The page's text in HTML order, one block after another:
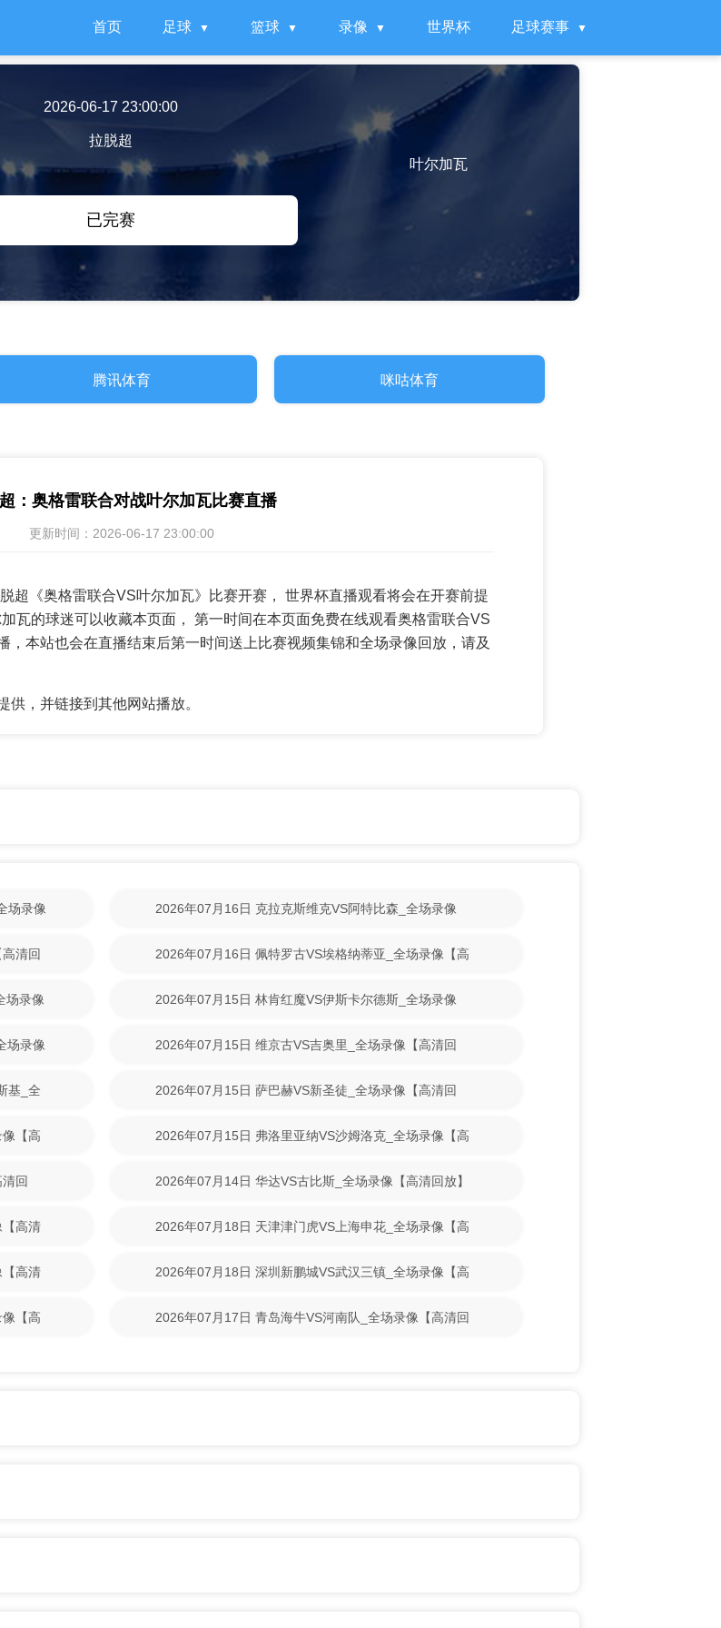
首页 足球 篮球 录像 世界杯 足球赛事
2026-06-17 23:00:00
拉脱超
已完赛
叶尔加瓦
腾讯体育 咪咕体育
：奥格雷联合对战叶尔加瓦比赛直播
更新时间：2026-06-17 23:00:00
超《奥格雷联合VS叶尔加瓦》比赛开赛， 世界杯直播观看将会在开赛前提
瓦的球迷可以收藏本页面， 第一时间在本页面免费在线观看奥格雷联合VS
，本站也会在直播结束后第一时间送上比赛视频集锦和全场录像回放，请及
，并链接到其他网站播放。
场录像 2026年07月16日 克拉克斯维克VS阿特比森_全场录像
清回 2026年07月16日 佩特罗古VS埃格纳蒂亚_全场录像【高
场录像 2026年07月15日 林肯红魔VS伊斯卡尔德斯_全场录像
场录像 2026年07月15日 维京古VS吉奥里_全场录像【高清回
基_全 2026年07月15日 萨巴赫VS新圣徒_全场录像【高清回
【高 2026年07月15日 弗洛里亚纳VS沙姆洛克_全场录像【高
回 2026年07月14日 华达VS古比斯_全场录像【高清回放】
高清 2026年07月18日 天津津门虎VS上海申花_全场录像【高
高清 2026年07月18日 深圳新鹏城VS武汉三镇_全场录像【高
【高 2026年07月17日 青岛海牛VS河南队_全场录像【高清回